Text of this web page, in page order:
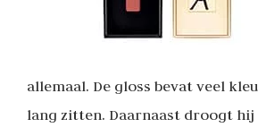
allemaal. De gloss bevat veel
lang zitten. Daarnaast droogt